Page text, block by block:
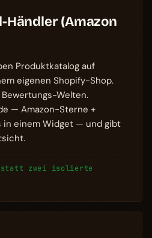
Händler (Amazon
Produktkatalog auf
eigenen Shopify-Shop.
Welten.
— Amazon-Sterne +
in einem Widget — und gibt
statt zwei isolierte